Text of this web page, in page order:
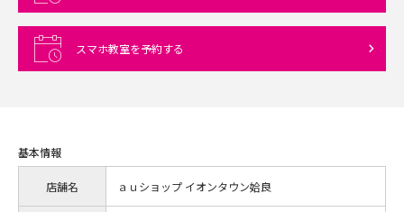
スマホ教室を予約する
基本情報
店舗名 ａｕショップ イオンタウン姶良